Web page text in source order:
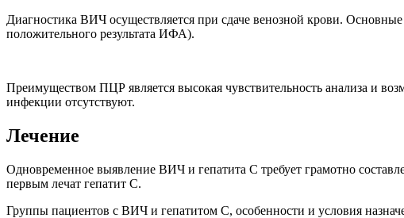
Диагностика ВИЧ осуществляется при сдаче венозной крови.
положительного результата ИФА).
Преимуществом ПЦР является высокая чувствительность анализа и
инфекции отсутствуют.
Лечение
Одновременное выявление ВИЧ и гепатита С требует грамотно
первым лечат гепатит С.
Группы пациентов с ВИЧ и гепатитом С, особенности и условия